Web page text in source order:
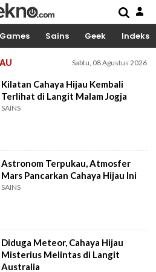
Games Sains Geek Indeks
Sabtu, 08 Agustus 2026
Kilatan Cahaya Hijau Kembali
Terlihat di Langit Malam Jogja
SAINS
Astronom Terpukau, Atmosfer
Mars Pancarkan Cahaya Hijau Ini
SAINS
Diduga Meteor, Cahaya Hijau
Misterius Melintas di Langit
Australia